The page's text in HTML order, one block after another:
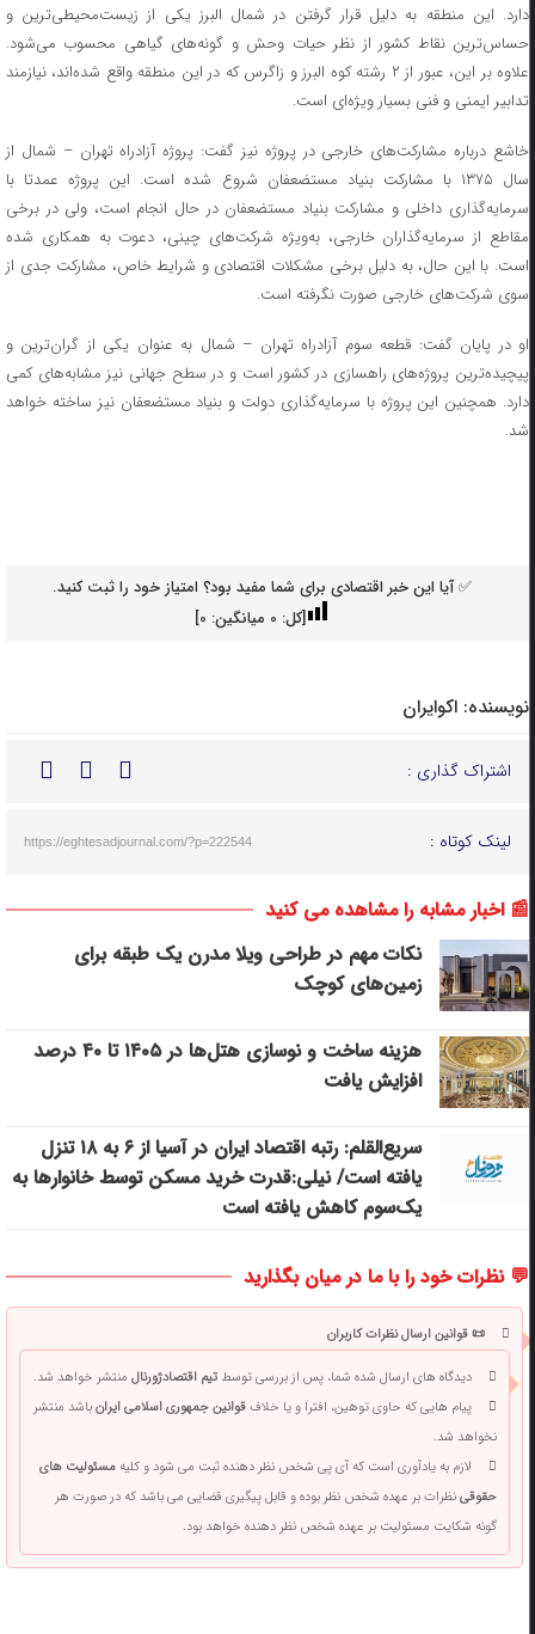
دارد. این منطقه به دلیل قرار گرفتن در شمال البرز یکی از زیست‌محیطی‌ترین و
حساس‌ترین نقاط کشور از نظر حیات وحش و گونه‌های گیاهی محسوب می‌شود.
علاوه بر این، عبور از ۲ رشته کوه البرز و زاگرس که در این منطقه واقع شده‌اند، نیازمند
تدابیر ایمنی و فنی بسیار ویژه‌ای است.
خاشع درباره مشارکت‌های خارجی در پروژه نیز گفت: پروژه آزادراه تهران – شمال از
سال ۱۳۷۵ با مشارکت بنیاد مستضعفان شروع شده است. این پروژه عمدتا با
سرمایه‌گذاری داخلی و مشارکت بنیاد مستضعفان در حال انجام است، ولی در برخی
مقاطع از سرمایه‌گذاران خارجی، به‌ویژه شرکت‌های چینی، دعوت به همکاری شده
است. با این حال، به دلیل برخی مشکلات اقتصادی و شرایط خاص، مشارکت جدی از
سوی شرکت‌های خارجی صورت نگرفته است.
او در پایان گفت: قطعه سوم آزادراه تهران – شمال به عنوان یکی از گران‌ترین و
پیچیده‌ترین پروژه‌های راهسازی در کشور است و در سطح جهانی نیز مشابه‌های کمی
دارد. همچنین این پروژه با سرمایه‌گذاری دولت و بنیاد مستضعفان نیز ساخته خواهد
شد.
✅ آیا این خبر اقتصادی برای شما مفید بود؟ امتیاز خود را ثبت کنید.
[کل: 0میانگین: 0
]
نویسنده: اکوایران
اشتراک گذاری :
لینک کوتاه : https://eghtesadjournal.com/?p=222544
📰 اخبار مشابه را مشاهده می کنید
نکات مهم در طراحی ویلا مدرن یک طبقه برای
زمین‌های کوچک
هزینه ساخت و نوسازی هتل‌ها در ۱۴۰۵ تا ۴۰ درصد
افزایش یافت
سریع‌القلم: رتبه اقتصاد ایران در آسیا از ۶ به ۱۸ تنزل
یافته است/ نیلی:قدرت خرید مسکن توسط خانوارها به
یک‌سوم کاهش یافته است
💬 نظرات خود را با ما در میان بگذارید
📜 قوانین ارسال نظرات کاربران
دیدگاه های ارسال شده شما، پس از بررسی توسطتیم اقتصادژورنالمنتشر خواهد شد.
پیام هایی که حاوی توهین، افترا و یا خلافقوانین جمهوری اسلامی ایرانباشد منتشر
نخواهد شد.
لازم به یادآوری است که آی پی شخص نظر دهنده ثبت می شود و کلیهمسئولیت های
حقوقینظرات بر عهده شخص نظر بوده و قابل پیگیری قضایی می باشد که در صورت هر
گونه شکایت مسئولیت بر عهده شخص نظر دهنده خواهد بود.